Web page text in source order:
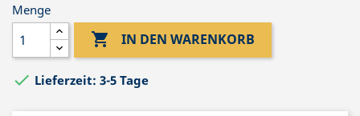
Menge
 IN DEN WARENKORB
 Lieferzeit: 3-5 Tage